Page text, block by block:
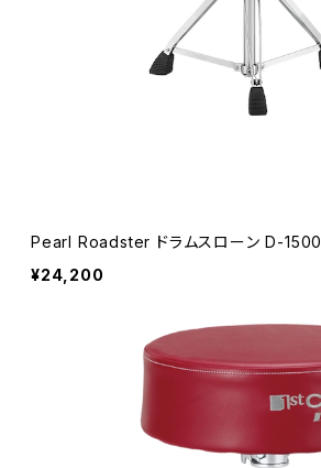
Pearl Roadster ドラムスローン D-1500
¥24,200